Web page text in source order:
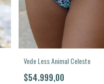
Vede Less Animal Celeste
$54.999,00